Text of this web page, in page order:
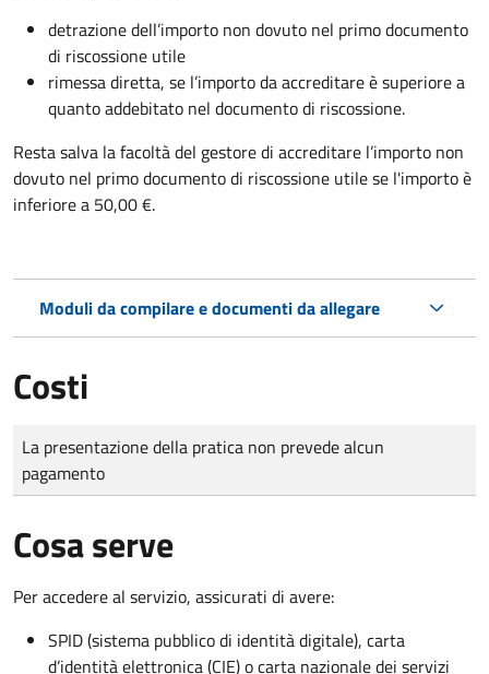
detrazione dell’importo non dovuto nel primo documento
di riscossione utile
rimessa diretta, se l’importo da accreditare è superiore a
quanto addebitato nel documento di riscossione.
Resta salva la facoltà del gestore di accreditare l’importo non
dovuto nel primo documento di riscossione utile se l'importo è
inferiore a 50,00 €.
Moduli da compilare e documenti da allegare
Costi
Tipo di pagamento
Importo
La presentazione della pratica non prevede alcun
pagamento
Cosa serve
Per accedere al servizio, assicurati di avere:
SPID (sistema pubblico di identità digitale), carta
d’identità elettronica (CIE) o carta nazionale dei servizi